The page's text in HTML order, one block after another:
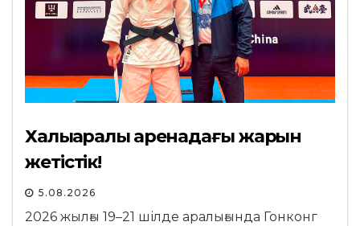
Халықаралық аренадағы жарқын
жетістік!
5.08.2026
2026 жылғы 19–21 шілде аралығында Гонконг